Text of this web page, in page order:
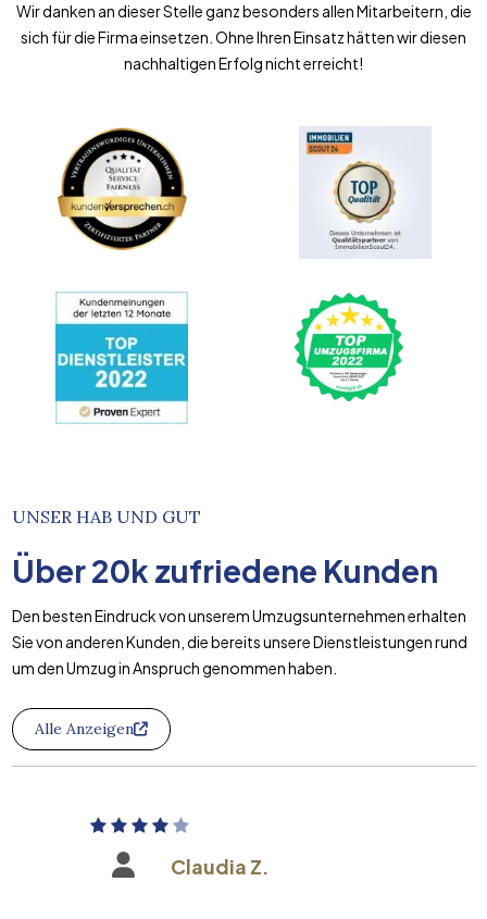
Wir danken an dieser Stelle ganz besonders allen Mitarbeitern, die
sich für die Firma einsetzen. Ohne Ihren Einsatz hätten wir diesen
nachhaltigen Erfolg nicht erreicht!
UNSER HAB UND GUT
Über20k zufriedene Kunden
Den besten Eindruck von unserem Umzugsunternehmen erhalten
Sie von anderen Kunden, die bereits unsere Dienstleistungen rund
um den Umzug in Anspruch genommen haben.
Alle Anzeigen
Claudia Z.